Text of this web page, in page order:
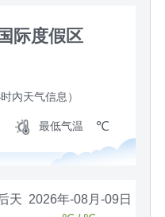
际度假区
內天气信息）
最低气温 ℃
天 2026年-08月-09日